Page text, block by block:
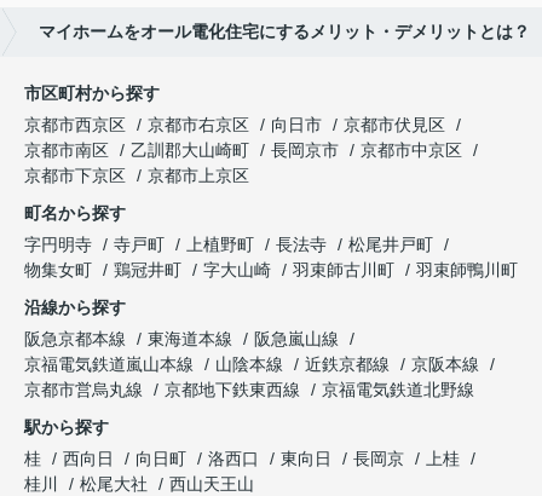
マイホームをオール電化住宅にするメリット・デメリットとは？
市区町村から探す
京都市西京区
京都市右京区 向日市
京都市伏見区
京都市南区
乙訓郡大山崎町 長岡京市
京都市中京区
京都市下京区
京都市上京区
町名から探す
字円明寺
寺戸町 上植野町 長法寺
松尾井戸町
物集女町
鶏冠井町 字大山崎 羽束師古川町
羽束師鴨川町
沿線から探す
阪急京都本線
東海道本線
阪急嵐山線
京福電気鉄道嵐山本線
山陰本線 近鉄京都線
京阪本線
京都市営烏丸線
京都地下鉄東西線
京福電気鉄道北野線
駅から探す
桂
西向日 向日町 洛西口 東向日 長岡京
上桂
桂川
松尾大社 西山天王山